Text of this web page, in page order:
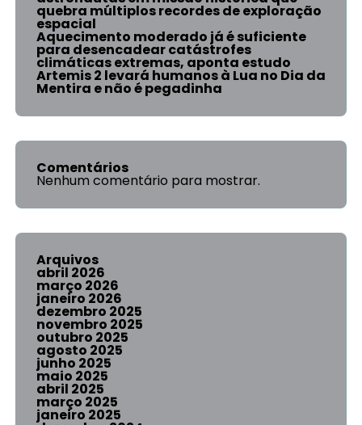
quebra múltiplos recordes de exploração
espacial
Aquecimento moderado já é suficiente
para desencadear catástrofes
climáticas extremas, aponta estudo
Artemis 2 levará humanos à Lua no Dia da
Mentira e não é pegadinha
Comentários
Nenhum comentário para mostrar.
Arquivos
abril 2026
março 2026
janeiro 2026
dezembro 2025
novembro 2025
outubro 2025
agosto 2025
junho 2025
maio 2025
abril 2025
março 2025
janeiro 2025